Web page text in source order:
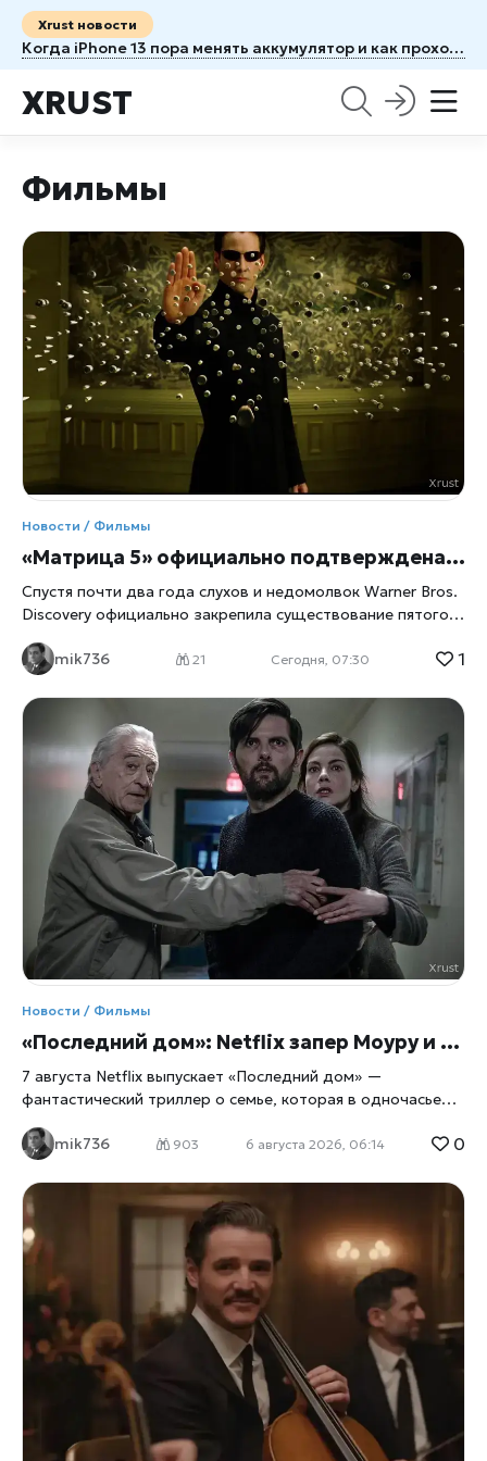
Xrust новости
Когда iPhone 13 пора менять аккумулятор и как проходит ремонт
XRUST
Фильмы
Новости / Фильмы
«Матрица 5» официально подтверждена: Warner Bros. затевает первую перезагрузку без единого Вачовски за камерой
Спустя почти два года слухов и недомолвок Warner Bros.
Discovery официально закрепила существование пятого
письме акционерам, поданном в Комиссию по ценным
по-прежнему не даёт, а с релизом, по собственным
прогнозам компании, придётся подождать как минимум
до 2027 года. Что именно подтвердили Формулировка в
квартальном отчёте — сухая и максимально сдержанная,
но сам факт её появления в официальном документе для
инвесторов, а не в кулуарных разговорах, меняет статус
проекта. «Матрица 5» оказалась не единственным
сюрпризом письма: тем же документом Warner Bros.
Discovery анонсировала игровой фильм про Джетсонов с
Джимом Керри в роли Джорджа Джетсона — получилась
любопытная пара анонсов, где одна франшиза когда-то
пугала зрителя восстанием машин, а другая обещала им
же летающие автомобили и роботов-домработниц. Оба
тайтла вписаны в рекордный прокатный план студии на
mik736 21 Сегодня, 07:30 1
Новости / Фильмы
«Последний дом»: Netflix запер Моуру и Ли в их же доме
7 августа Netflix выпускает «Последний дом» —
фантастический триллер о семье, которая в одночасье
роли исполнили Вагнер Моура и Грета Ли, а для
разбираться в физиологии паники не по книжкам, а с
помощью настоящего специалиста по выживанию. Дом
как ловушка Сюжет прост до жути: обычная семья из
четырёх человек просыпается и обнаруживает, что
выбраться наружу больше нельзя, сообщаетxrust. Двери,
окна, любые щели — всё наглухо запечатано. Снаружи
маячит нечто, природа которого до самого финала
остаётся загадкой, а внутри стремительно тают запасы
еды и воды. Дальше — вопрос на выживание: либо герои
учатся действовать сообща, либо сходят с ума
поодиночке, запертые вместе с собственными страхами и
старыми семейными обидами. Постановщиком выступил
mik736 903 6 августа 2026, 06:14 0